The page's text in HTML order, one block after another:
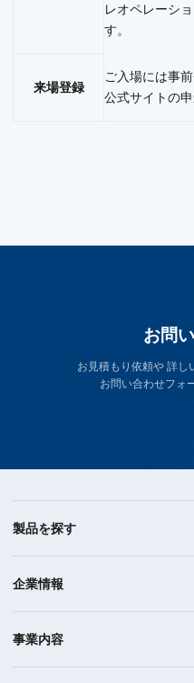
レオペレーシ
す。
来場登録
ご入場には事
公式サイトの
お問
お見積もり依頼や 詳し
お問い合わせフォ
製品を探す
企業情報
事業内容